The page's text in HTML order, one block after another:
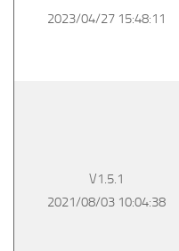
2023/04/27 15:48:11
V1.5.1
2021/08/03 10:04:38